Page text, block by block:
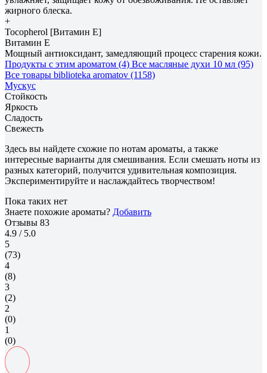
жирного блеска.
+
Tocopherol [Витамин E]
Витамин E
Мощный антиоксидант, замедляющий процесс старения кожи.
Продукты с этим ароматом (4) Все масляные духи 10 мл (95)
Все товары biblioteka aromatov (1158)
Мускус
Стойкость
Яркость
Сладость
Свежесть
Здесь вы найдете схожие по нотам ароматы, а также
интересные варианты для смешивания. Если смешать ноты из
разных категорий, получится удивительная композиция.
Экспериментируйте и наслаждайтесь творчеством!
Пока таких нет
Знаете похожие ароматы? Добавить
Отзывы 83
4.9 / 5.0
5
(73)
4
(8)
3
(2)
2
(0)
1
(0)